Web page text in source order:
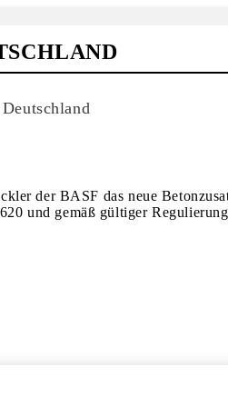
der BASF das neue
und gemäß gültiger